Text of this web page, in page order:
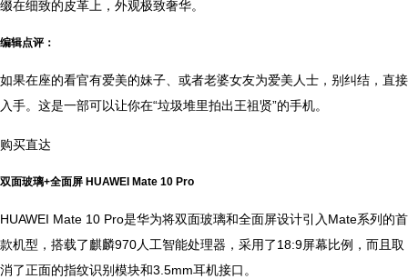
缀在细致的皮革上，外观极致奢华。
编辑点评：
如果在座的看官有爱美的妹子、或者老婆女友为爱美人士，别纠结，直接
入手。这是一部可以让你在“垃圾堆里拍出王祖贤”的手机。
购买直达
双面玻璃+全面屏 HUAWEI Mate 10 Pro
HUAWEI Mate 10 Pro是华为将双面玻璃和全面屏设计引入Mate系列的首
款机型，搭载了麒麟970人工智能处理器，采用了18:9屏幕比例，而且取
消了正面的指纹识别模块和3.5mm耳机接口。